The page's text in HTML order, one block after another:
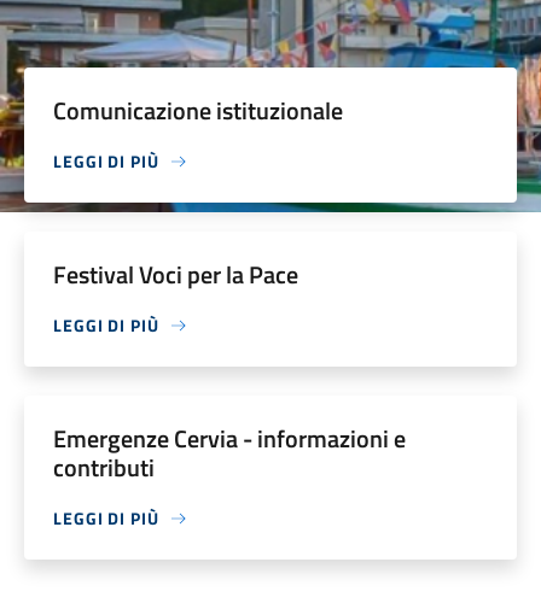
Comunicazione istituzionale
LEGGI DI PIÙ
Festival Voci per la Pace
LEGGI DI PIÙ
Emergenze Cervia - informazioni e
contributi
LEGGI DI PIÙ